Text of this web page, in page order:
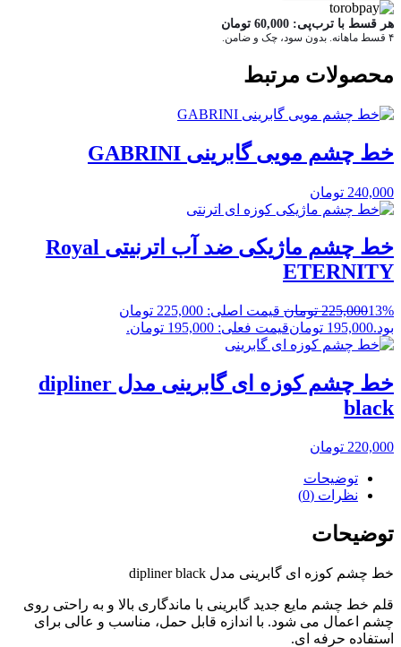
هر قسط با ترب‌پی: 60,000 تومان
۴ قسط ماهانه. بدون سود، چک و ضامن.
محصولات مرتبط
خط چشم مویی گابرینی GABRINI
240,000 تومان
خط چشم ماژیکی ضد آب اترنیتی Royal
ETERNITY
13%
225,000 تومان
قیمت اصلی: 225,000 تومان
بود.195,000 تومانقیمت فعلی: 195,000 تومان.
خط چشم کوزه ای گابرینی مدل dipliner
black
220,000 تومان
توضیحات
نظرات (0)
توضیحات
خط چشم کوزه ای گابرینی مدل dipliner black
قلم خط چشم مایع جدید گابرینی با ماندگاری بالا و به راحتی روی
چشم اعمال می شود. با اندازه قابل حمل، مناسب و عالی برای
استفاده حرفه ای.